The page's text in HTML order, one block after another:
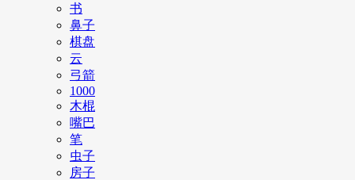
书
鼻子
棋盘
云
弓箭
1000
木棍
嘴巴
笔
虫子
房子